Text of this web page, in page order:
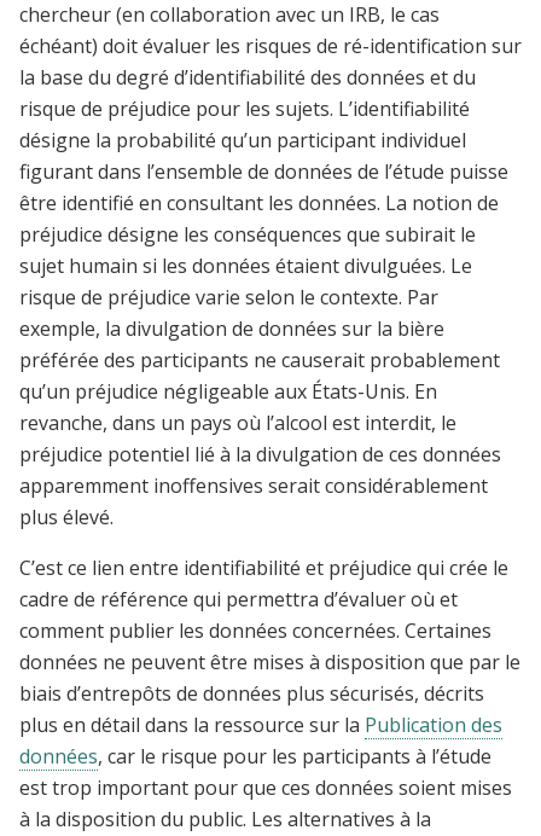
chercheur (en collaboration avec un IRB, le cas
échéant) doit évaluer les risques de ré-identification sur
la base du degré d’identifiabilité des données et du
risque de préjudice pour les sujets. L’identifiabilité
désigne la probabilité qu’un participant individuel
figurant dans l’ensemble de données de l’étude puisse
être identifié en consultant les données. La notion de
préjudice désigne les conséquences que subirait le
sujet humain si les données étaient divulguées. Le
risque de préjudice varie selon le contexte. Par
exemple, la divulgation de données sur la bière
préférée des participants ne causerait probablement
qu’un préjudice négligeable aux États-Unis. En
revanche, dans un pays où l’alcool est interdit, le
préjudice potentiel lié à la divulgation de ces données
apparemment inoffensives serait considérablement
plus élevé.
C’est ce lien entre identifiabilité et préjudice qui crée le
cadre de référence qui permettra d’évaluer où et
comment publier les données concernées. Certaines
données ne peuvent être mises à disposition que par le
biais d’entrepôts de données plus sécurisés, décrits
plus en détail dans la ressource sur la Publication des
données, car le risque pour les participants à l’étude
est trop important pour que ces données soient mises
à la disposition du public. Les alternatives à la